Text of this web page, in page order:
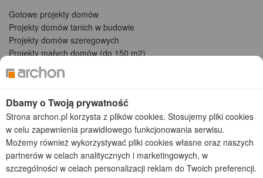
Gotowe projekty domów
Projekty domów tanich w budowie
Projekty domów szeregowych
Projekty małych domów (do 150 m2)
Projekty domów wielorodzinnych
Projekty domów bliźniaczych
Projekty domów nowoczesnych
Projekty domów parterowych
2026 © ARCHON+ Biuro Projektów - Tradycyjne i nowoczesne gotowe
projekty domów - autorska pracownia architektoniczna założona w 1990r.
przez arch. Barbarę Mendel
Z uwagi na ciągłe doskonalenie procesu powstawania projektów (zgodnie z
normą ISO 9001), prezentowane na stronie projekty domów mogą
Dbamy o Twoją prywatność
Strona archon.pl korzysta z plików cookies. Stosujemy pliki cookies
w celu zapewnienia prawidłowego funkcjonowania serwisu.
Możemy również wykorzystywać pliki cookies własne oraz naszych
partnerów w celach analitycznych i marketingowych, w
szczególności w celach personalizacji reklam do Twoich preferencji.